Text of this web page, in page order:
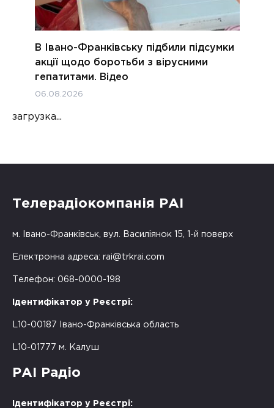
В Івано-Франківську підбили підсумки
акції щодо боротьби з вірусними
гепатитами. Відео
06.08.2026
загрузка...
Телерадіокомпанія РАІ
м. Івано-Франківськ, вул. Василіянок 15, 1-й поверх
Електронна адреса: rai@trkrai.com
Телефон: 068-0000-198
Ідентифікатор у Реєстрі:
L10-00187 Івано-Франківська область
L10-01777 м. Калуш
РАІ Радіо
Ідентифікатор у Реєстрі: